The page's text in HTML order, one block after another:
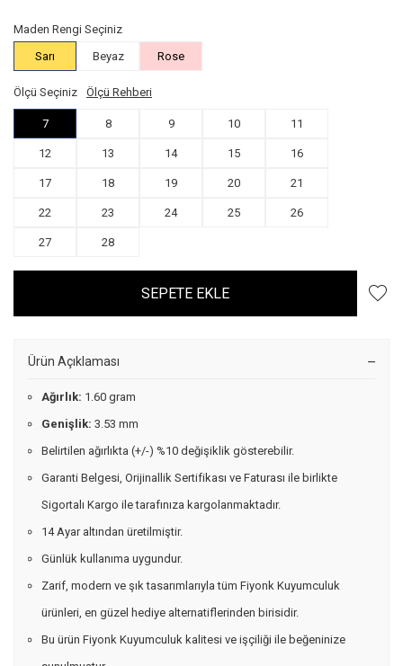
Maden Rengi Seçiniz
Sarı
Beyaz Rose
Ölçü Seçiniz Ölçü Rehberi
7 8 9 10 11
12 13 14 15 16
17 18 19 20 21
22 23 24 25 26
27 28
SEPETE EKLE
Ürün Açıklaması
Ağırlık: 1.60 gram
Genişlik: 3.53 mm
Belirtilen ağırlıkta (+/-) %10 değişiklik gösterebilir.
Garanti Belgesi, Orijinallik Sertifikası ve Faturası ile birlikte
Sigortalı Kargo ile tarafınıza kargolanmaktadır.
14 Ayar altından üretilmiştir.
Günlük kullanıma uygundur.
Zarif, modern ve şık tasarımlarıyla tüm Fiyonk Kuyumculuk
ürünleri, en güzel hediye alternatiflerinden birisidir.
Bu ürün Fiyonk Kuyumculuk kalitesi ve işçiliği ile beğeninize